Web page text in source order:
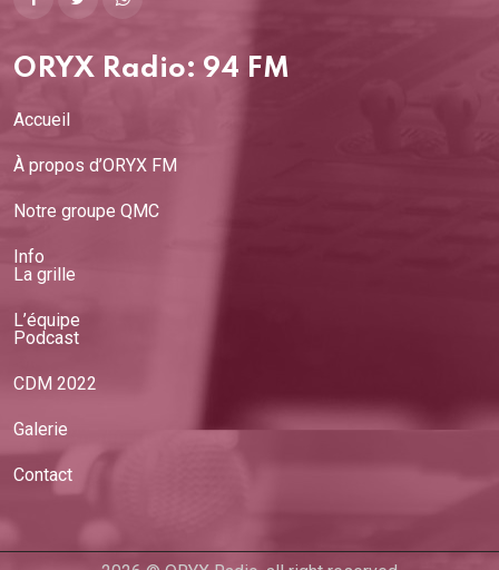
ORYX Radio: 94 FM
Accueil
À propos d’ORYX FM
Notre groupe QMC
Info
La grille
L’équipe
Podcast
CDM 2022
Galerie
Contact